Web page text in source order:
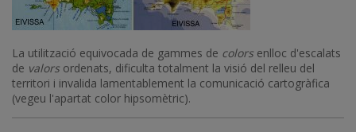
La utilització equivocada de gammes de colors enlloc d'escalats
de valors ordenats, dificulta totalment la visió del relleu del
territori i invalida lamentablement la comunicació cartogràfica
(vegeu l'apartat color hipsomètric).